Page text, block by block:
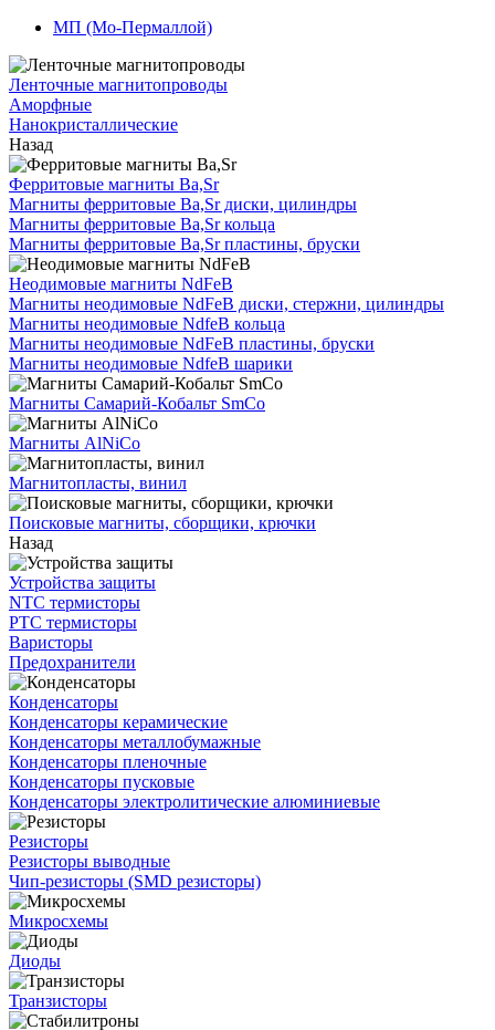
МП (Мо-Пермаллой)
Ленточные магнитопроводы
Аморфные
Нанокристаллические
Назад
Ферритовые магниты Ba,Sr
Магниты ферритовые Ba,Sr диски, цилиндры
Магниты ферритовые Ba,Sr кольца
Магниты ферритовые Ba,Sr пластины, бруски
Неодимовые магниты NdFeB
Магниты неодимовые NdFeB диски, стержни, цилиндры
Магниты неодимовые NdfeB кольца
Магниты неодимовые NdFeB пластины, бруски
Магниты неодимовые NdfeB шарики
Магниты Самарий-Кобальт SmCo
Магниты AlNiCo
Магнитопласты, винил
Поисковые магниты, сборщики, крючки
Назад
Устройства защиты
NTC термисторы
PTC термисторы
Варисторы
Предохранители
Конденсаторы
Конденсаторы керамические
Конденсаторы металлобумажные
Конденсаторы пленочные
Конденсаторы пусковые
Конденсаторы электролитические алюминиевые
Резисторы
Резисторы выводные
Чип-резисторы (SMD резисторы)
Микросхемы
Диоды
Транзисторы